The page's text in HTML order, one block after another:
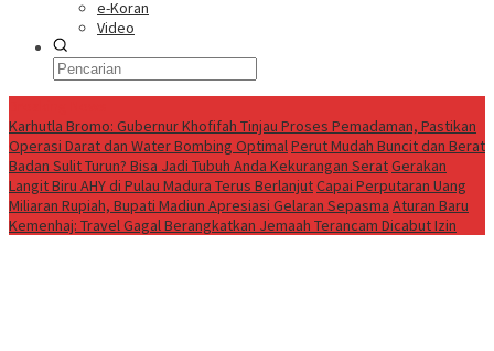
e-Koran
Video
Karhutla Bromo: Gubernur Khofifah Tinjau Proses Pemadaman, Pastikan
Operasi Darat dan Water Bombing OptimalPerut Mudah Buncit dan Berat
Badan Sulit Turun? Bisa Jadi Tubuh Anda Kekurangan SeratGerakan
Langit Biru AHY di Pulau Madura Terus BerlanjutCapai Perputaran Uang
Miliaran Rupiah, Bupati Madiun Apresiasi Gelaran Sepasma Aturan Baru
Kemenhaj: Travel Gagal Berangkatkan Jemaah Terancam Dicabut Izin